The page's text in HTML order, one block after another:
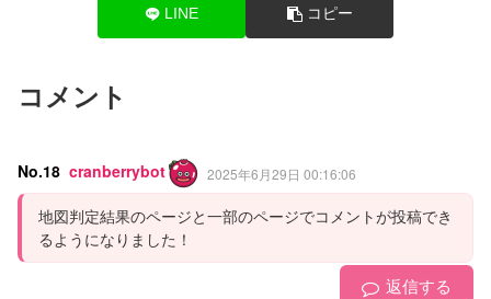
LINE コピー
コメント
No.18 cranberrybot 2025年6月29日 00:16:06
地図判定結果のページと一部のページでコメントが投稿でき
るようになりました！
返信する